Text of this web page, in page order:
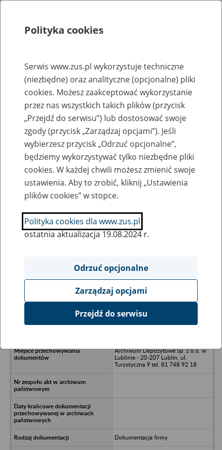
Rejestry, ewidencje i archiwa
Baza zlikwidowanych lub
przekształconych zakładów pracy
Nazwa zakładu pracy:
SZUKAJ
Ukryj wszystkie pozycje bazy
DZT Fabryka Samochodów w
Archiwum Depozytowe Sp. z o.o. w
Lublinie - 20-207 Lublin, ul.
Turystyczna 9 tel. 81 748 92 18
Dokumentacja firmy
Polityka cookies
Serwis www.zus.pl wykorzystuje techniczne
(niezbędne) oraz analityczne (opcjonalne) pliki
cookies. Możesz zaakceptować wykorzystanie
przez nas wszystkich takich plików (przycisk
„Przejdź do serwisu”) lub dostosować swoje
zgody (przycisk „Zarządzaj opcjami”). Jeśli
wybierzesz przycisk „Odrzuć opcjonalne”,
będziemy wykorzystywać tylko niezbędne pliki
cookies. W każdej chwili możesz zmienić swoje
ustawienia. Aby to zrobić, kliknij „Ustawienia
plików cookies” w stopce.
Polityka cookies dla www.zus.pl
ostatnia aktualizacja 19.08.2024 r.
Odrzuć opcjonalne
Zarządzaj opcjami
Przejdź do serwisu